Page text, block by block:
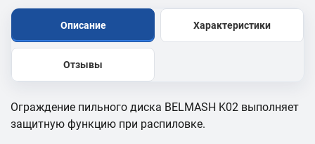
Описание Характеристики
Отзывы
Ограждение пильного диска BELMASH K02 выполняет
защитную функцию при распиловке.